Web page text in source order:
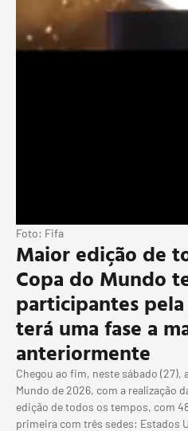
Foto: Fifa
Maior edição de
Copa do Mundo
participantes
terá uma fase a
anteriormente
Chegou ao fim, neste sábado (27),
Mundo de 2026, com a realização
edição de todos os tempos, com
primeira com três sedes: Estados